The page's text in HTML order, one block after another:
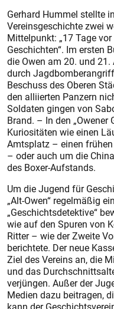
Gerhard Hummel stellte
Vereinsgeschichte zwei
Mittelpunkt: „17 Tage vor
Geschichten“. Im ersten
die Owen am 20. und
durch
Beschuss des Oberen
den alliierten Panzern
Soldaten gingen von
Brand. – In den „Owener
Kuriositäten wie einen
Amtsplatz – einen
– oder auch um die
des Boxer-Aufstands.
Um die Jugend für
„Alt-Owen“ regelmäßig
„Geschichtsdetektive“
wie auf den Spuren von
Ritter – wie der Zweite
berichtete. Der neue
Ziel des Vereins an, die
und das
verjüngen. Außer der
Medien dazu beitragen,